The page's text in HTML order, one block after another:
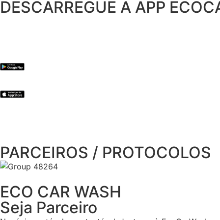
DESCARREGUE A APP
PARCEIROS / PROTOCOLOS
ECO CAR WASH
Seja Parceiro